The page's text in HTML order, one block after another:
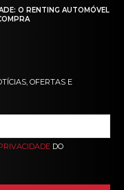
O RENTING AUTOMÓVEL
OFERTAS E
DO